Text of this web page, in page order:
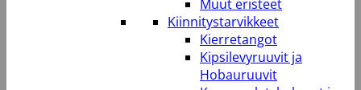
Muut eristeet
Kiinnitystarvikkeet
Kierretangot
Kipsilevyruuvit ja
Hobauruuvit